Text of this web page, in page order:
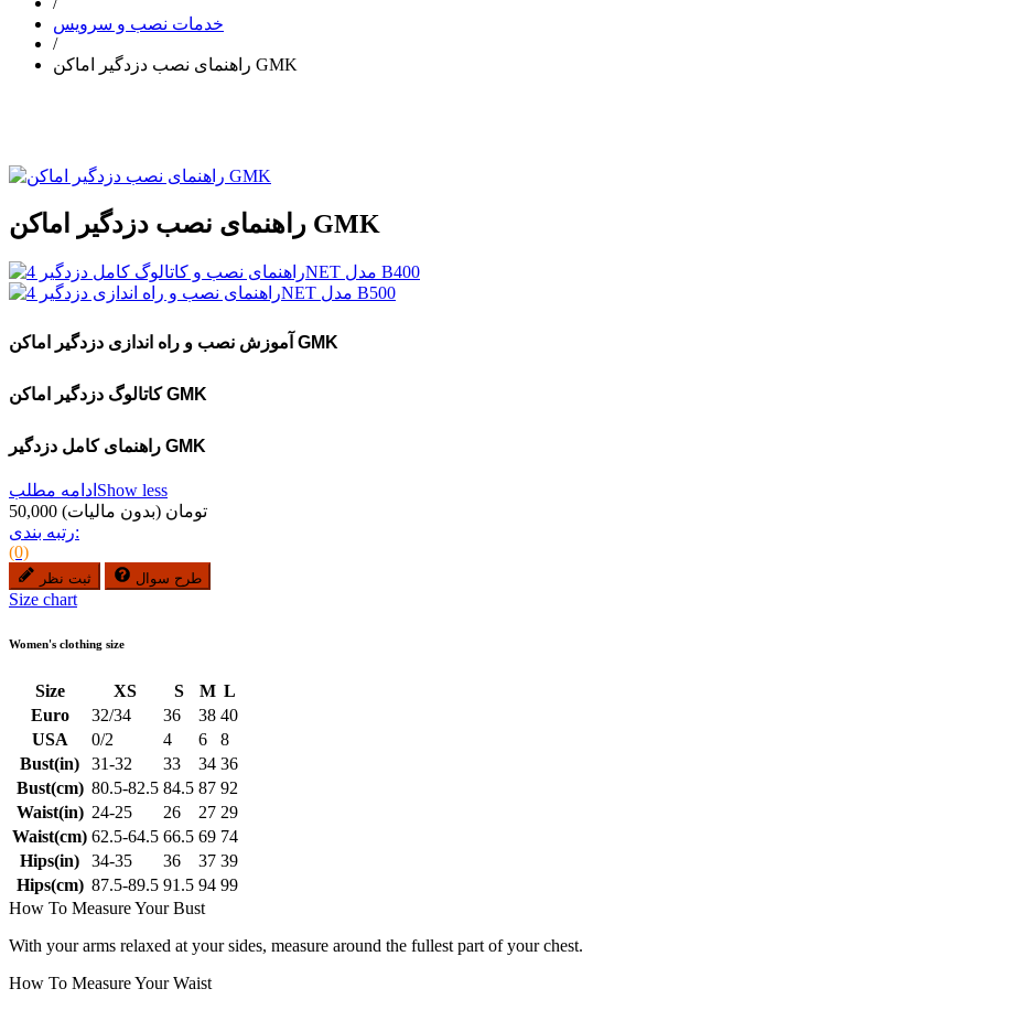
خدمات نصب و سرویس
/
راهنمای نصب دزدگیر اماکن GMK
راهنمای نصب دزدگیر اماکن GMK
آموزش نصب و راه اندازی دزدگیر اماکن GMK
کاتالوگ دزدگیر اماکن GMK
راهنمای کامل دزدگیر GMK
ادامه مطلب Show less
50,000 تومان (بدون مالیات)
رتبه بندی:
(0)
ثبت نظر طرح سوال
Size chart
Women's clothing size
Size XS S M L
Euro
32/34 36 38 40
USA
0/2 4 6
8
Bust(in)
31-32 33 34 36
Bust(cm) 80.5-82.5 84.5 87 92
Waist(in) 24-25 26 27 29
Waist(cm) 62.5-64.5 66.5 69 74
Hips(in)
34-35 36 37 39
Hips(cm) 87.5-89.5 91.5 94 99
How To Measure Your Bust
With your arms relaxed at your sides, measure around the fullest part of your chest.
How To Measure Your Waist